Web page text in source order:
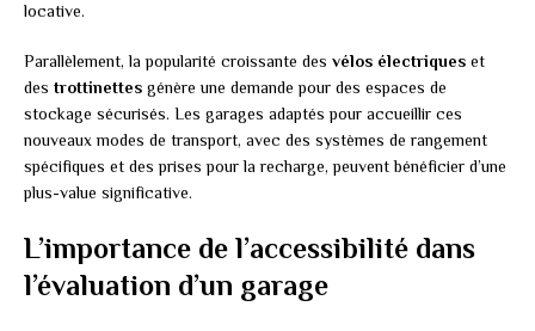
locative.
Parallèlement, la popularité croissante des vélos électriques et
des trottinettes génère une demande pour des espaces de
stockage sécurisés. Les garages adaptés pour accueillir ces
nouveaux modes de transport, avec des systèmes de rangement
spécifiques et des prises pour la recharge, peuvent bénéficier d’une
plus-value significative.
L’importance de l’accessibilité dans
l’évaluation d’un garage